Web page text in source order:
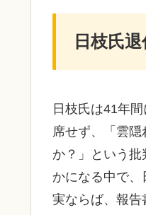
日枝氏
日枝氏は41年
席せず、「雲
か？」という
かになる中で
実ならば、報